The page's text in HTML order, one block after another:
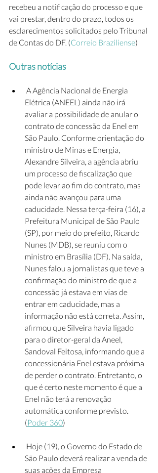
recebeu a notificação do processo e que
vai prestar, dentro do prazo, todos os
esclarecimentos solicitados pelo Tribunal
de Contas do DF. (Correio Braziliense)
Outras notícias
A Agência Nacional de Energia
Elétrica (ANEEL) ainda não irá
avaliar a possibilidade de anular o
contrato de concessão da Enel em
São Paulo. Conforme orientação do
ministro de Minas e Energia,
Alexandre Silveira, a agência abriu
um processo de fiscalização que
pode levar ao fim do contrato, mas
ainda não avançou para uma
caducidade. Nessa terça-feira (16), a
Prefeitura Municipal de São Paulo
(SP), por meio do prefeito, Ricardo
Nunes (MDB), se reuniu com o
ministro em Brasília (DF). Na saída,
Nunes falou a jornalistas que teve a
confirmação do ministro de que a
concessão já estava em vias de
entrar em caducidade, mas a
informação não está correta. Assim,
afirmou que Silveira havia ligado
para o diretor-geral da Aneel,
Sandoval Feitosa, informando que a
concessionária Enel estava próxima
de perder o contrato. Entretanto, o
que é certo neste momento é que a
Enel não terá a renovação
automática conforme previsto.
(Poder 360)
Hoje (19), o Governo do Estado de
São Paulo deverá realizar a venda de
suas ações da Empresa